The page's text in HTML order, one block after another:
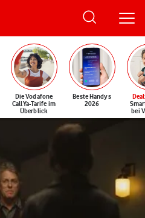
Die Vodafone
CallYa-Tarife im
Überblick
Beste Handys
2026
Deal
bei